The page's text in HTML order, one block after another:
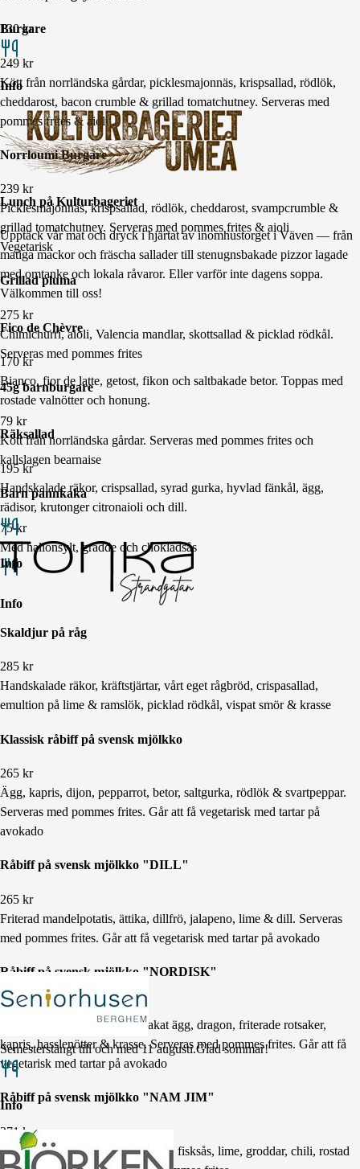
Burgare
249 kr
Kött från norrländska gårdar, picklesmajonnäs, krispsallad, rödlök,
cheddarost, bacon crumble & grillad tomatchutney. Serveras med
pommes frites & aioli
Norrloumi Burgare
239 kr
Picklesmajonnäs, krispsallad, rödlök, cheddarost, svampcrumble &
grillad tomatchutney. Serveras med pommes frites & aioli
Vegetarisk
Grillad pluma
275 kr
Chimichurri, aioli, Valencia mandlar, skottsallad & picklad rödkål.
Serveras med pommes frites
45g barnburgare
79 kr
Kött från norrländska gårdar. Serveras med pommes frites och
kallslagen bearnaise
Barn pannkaka
75kr
Med hallonsylt, grädde och chokladsås
Info
130kr
Info
Lunch på Kulturbageriet
Upptäck vår mat och dryck i hjärtat av inomhustorget i Väven — från
matiga mackor och fräscha sallader till stenugnsbakade pizzor lagade
med omtanke och lokala råvaror. Eller varför inte dagens soppa.
Välkommen till oss!
Fico de Chèvre
170kr
Bianco, fior de latte, getost, fikon och saltbakade betor. Toppas med
rostade valnötter och honung.
Räksallad
195kr
Handskalade räkor, crispsallad, syrad gurka, hyvlad fänkål, ägg,
rädisor, krutonger citronaioli och dill.
Info
Skaldjur på råg
285 kr
Handskalade räkor, kräftstjärtar, vårt eget rågbröd, crispasallad,
emultion på lime & ramslök, picklad rödkål, vispat smör & krasse
Klassisk råbiff på svensk mjölkko
265 kr
Ägg, kapris, dijon, pepparrot, betor, saltgurka, rödlök & svartpeppar.
Serveras med pommes frites. Går att få vegetarisk med tartar på
avokado
Råbiff på svensk mjölkko "DILL"
265 kr
Friterad mandelpotatis, ättika, dillfrö, jalapeno, lime & dill. Serveras
med pommes frites. Går att få vegetarisk med tartar på avokado
Råbiff på svensk mjölkko "NORDISK"
265kr
Västerbottenostcréme, mjukbakat ägg, dragon, friterade rotsaker,
kapris, hasslenötter & krasse. Serveras med pommes frites. Går att få
vegetarisk med tartar på avokado
Råbiff på svensk mjölkko "NAM JIM"
271 kr
Kålrabbi, gurka, mynta, koriander, fisksås, lime, groddar, chili, rostad
Semesterstängt till och med 11 augusti.Glad sommar!
Info